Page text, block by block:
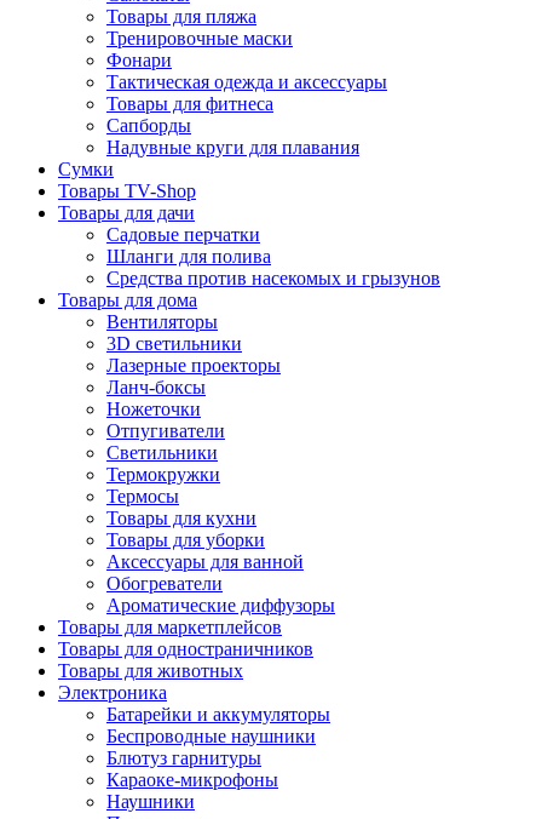
Товары для пляжа
Тренировочные маски
Фонари
Тактическая одежда и аксессуары
Товары для фитнеса
Сапборды
Надувные круги для плавания
Сумки
Товары TV-Shop
Товары для дачи
Садовые перчатки
Шланги для полива
Средства против насекомых и грызунов
Товары для дома
Вентиляторы
3D светильники
Лазерные проекторы
Ланч-боксы
Ножеточки
Отпугиватели
Светильники
Термокружки
Термосы
Товары для кухни
Товары для уборки
Аксессуары для ванной
Обогреватели
Ароматические диффузоры
Товары для маркетплейсов
Товары для одностраничников
Товары для животных
Электроника
Батарейки и аккумуляторы
Беспроводные наушники
Блютуз гарнитуры
Караоке-микрофоны
Наушники